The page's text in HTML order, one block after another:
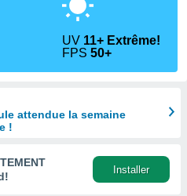
UV 11+ Extrême!
FPS50+
attendue la semaine
!
Installer